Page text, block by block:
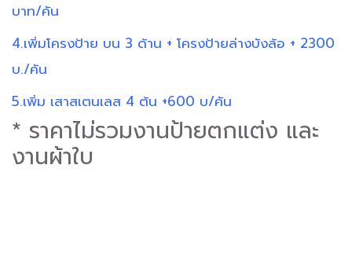
บาท/คัน
4.เพิ่มโครงป้าย บน 3 ด้าน + โครงป้ายล่างบังล้อ + 2300
บ./คัน
5.เพิ่ม เสาสเตนเลส 4 ต้น +600 บ/คัน
* ราคาไม่รวมงานป้ายตกแต่ง และ
งานผ้าใบ